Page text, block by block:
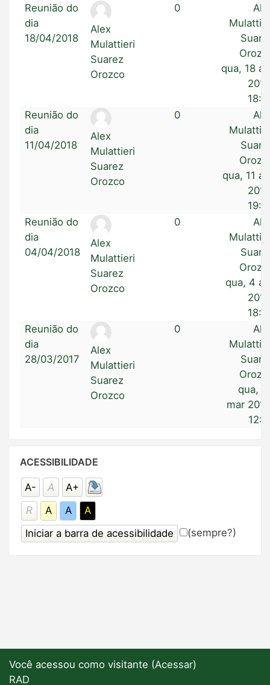
Reunião do
dia
18/04/2018
Alex
Mulattieri
Suarez
Orozco
0
qua, 18
Reunião do
dia
11/04/2018
Alex
Mulattieri
Suarez
Orozco
0
qua, 11
Reunião do
dia
04/04/2018
Alex
Mulattieri
Suarez
Orozco
0
qua, 4
Reunião do
dia
28/03/2017
Alex
Mulattieri
Suarez
Orozco
0
qua,
mar
Acessibilidade
ACESSIBILIDADE
A- A
A+
R
A A
A
(sempre?)
Você acessou como visitante (Acessar)
RAD